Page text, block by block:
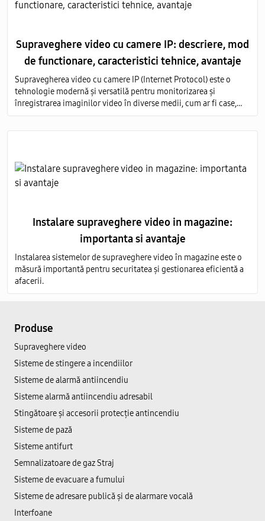
Supraveghere video cu camere IP: descriere, mod
de functionare, caracteristici tehnice, avantaje
Supravegherea video cu camere IP (Internet Protocol) este o
tehnologie modernă și versatilă pentru monitorizarea și
înregistrarea imaginilor video în diverse medii, cum ar fi case,
birouri, clădiri comerciale, instituții publice și industriale.
Instalare supraveghere video in magazine:
importanta si avantaje
Instalarea sistemelor de supraveghere video în magazine este o
măsură importantă pentru securitatea și gestionarea eficientă a
afacerii.
Produse
Supraveghere video
Sisteme de stingere a incendiilor
Sisteme de alarmă antiincendiu
Sisteme alarmă antiincendiu adresabil
Stingătoare și accesorii protecție antincendiu
Sisteme de pază
Sisteme antifurt
Semnalizatoare de gaz Straj
Sisteme de evacuare a fumului
Sisteme de adresare publică şi de alarmare vocală
Interfoane